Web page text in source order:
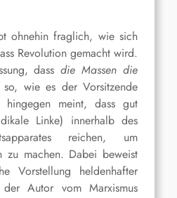
ohnehin fraglich, wie sich
Revolution gemacht wird.
dassdie Massen die
wie es der Vorsitzende
meint, dass gut
Linke) innerhalb des
reichen, um
zu machen. Dabei beweist
Vorstellung heldenhafter
Autor vom Marxismus